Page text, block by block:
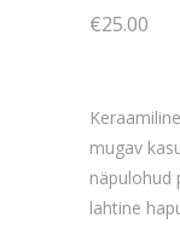
€25.00
mugav
näpulohud
lahtine